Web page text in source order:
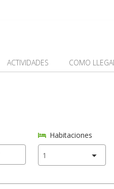
ACTIVIDADES COMO
Habitaciones